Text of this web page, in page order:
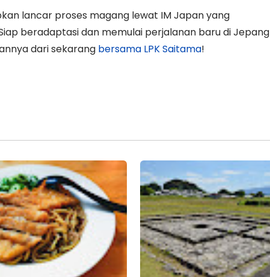
lancar proses magang lewat IM Japan yang
beradaptasi dan memulai perjalanan baru di Jepang
dari sekarang bersama LPK Saitama!